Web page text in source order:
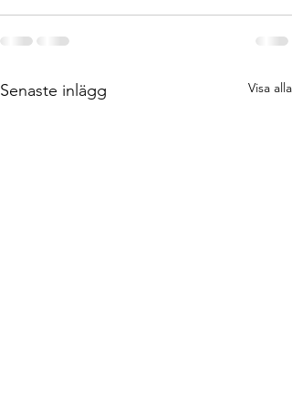
Senaste inlägg Visa alla